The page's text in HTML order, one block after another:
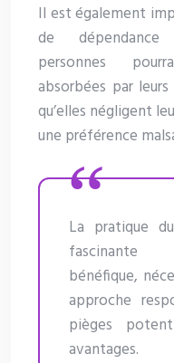
Il est également
de dépendance
personnes
absorbées par
qu’elles négligent
une préférence
La pratique
fascinante
bénéfique,
approche
pièges
avantages.